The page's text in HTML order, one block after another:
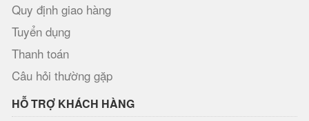
Quy định giao hàng
Tuyển dụng
Thanh toán
Câu hỏi thường gặp
HỖ TRỢ KHÁCH HÀNG